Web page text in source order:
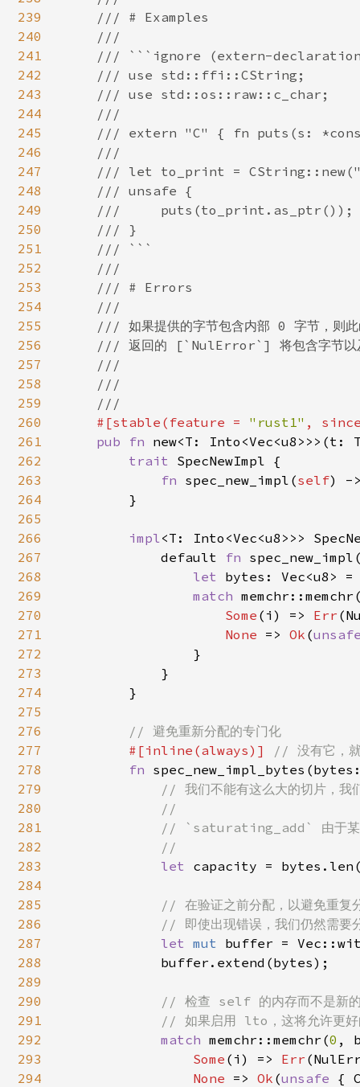
239
240
241
242
243
244
245
246
247
248
249
250
251
252
253
254
255
256
257
258
259
260
261
262
263
264
265
266
267
268
269
270
271
272
273
274
275
276
277
278
279
280
281
282
283
284
285
286
287
288
289
290
291
292
293
294
    /// # Examples
    ///
/// ```ignore (extern-
    /// use std::ffi::CString;
    /// use std::os::raw::c_char;
    ///
/// extern "C" { fn puts(s:
    ///
/// let to_print =
    /// unsafe {
    ///     puts(to_print.as_ptr());
    /// }
    /// ```
    ///
    /// # Errors
    ///
/// 如果提供的字节包含内部 0 字节，则此
/// 返回的 [`NulError`] 将包含字节以
    ///
    ///
    ///
#[stable(feature = "rust1" ,
pub fn new<T:
trait SpecNewImpl {
fn spec_new_impl(self) -
        }
impl<T: Into<Vec<u8>>>
            default
fn
let bytes: Vec<u8>
match
Some (i) => Err
None => Ok (
                }
            }
        }
// 避免重新分配的专门化
#[inline(always)]
// 没有它，就
fn
// 我们不能有这么大的切片，我
            //
// `saturating_add` 由于某
            //
let capacity =
// 在验证之前分配，以避免重复
// 即使出现错误，我们仍然需要
let mut buffer =
            buffer.extend(bytes);
// 检查 self 的内存而不是新的
// 如果启用 lto，这将允许更好
match memchr::memchr(0 ,
Some (i) => Err
None => Ok (unsafe {